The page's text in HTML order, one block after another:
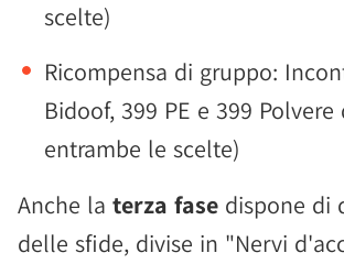
scelte)
Ricompensa di gruppo:
Bidoof, 399 PE e 399
entrambe le scelte)
Anche la terza fase dispone di
delle sfide, divise in "Nervi